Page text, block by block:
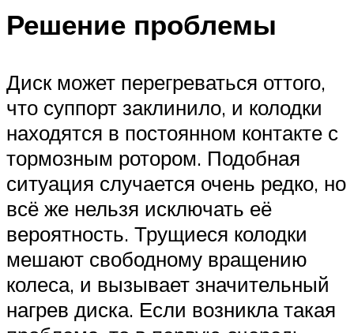
Решение проблемы
Диск может перегреваться оттого,
что суппорт заклинило, и колодки
находятся в постоянном контакте с
тормозным ротором. Подобная
ситуация случается очень редко, но
всё же нельзя исключать её
вероятность. Трущиеся колодки
мешают свободному вращению
колеса, и вызывает значительный
нагрев диска. Если возникла такая